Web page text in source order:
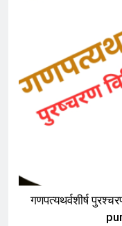
गणपत्यथर्वशीर्ष